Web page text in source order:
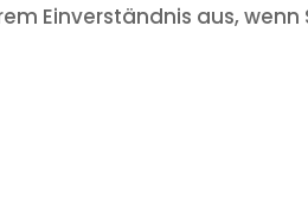
Einverständnis aus, wenn